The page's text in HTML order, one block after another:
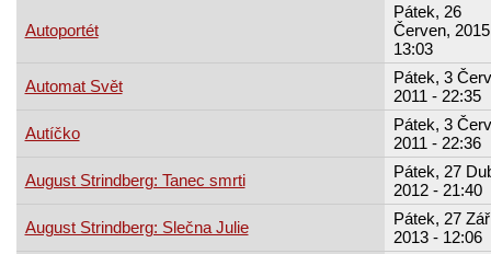
Autoportét
Pátek, 26
Červen,
13:03
Automat Svět
Pátek, 3
2011 - 22:35
Autíčko
Pátek, 3
2011 - 22:36
August Strindberg: Tanec smrti
Pátek, 27
2012 - 21:40
August Strindberg: Slečna Julie
Pátek, 27
2013 - 12:06